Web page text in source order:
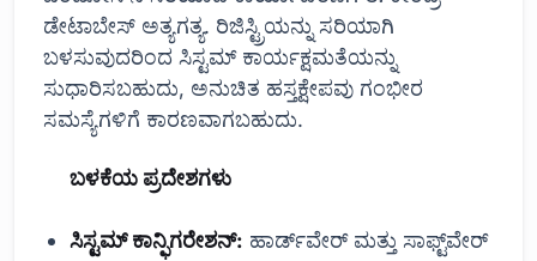
ಡೇಟಾಬೇಸ್ ಅತ್ಯಗತ್ಯ. ರಿಜಿಸ್ಟ್ರಿಯನ್ನು ಸರಿಯಾಗಿ
ಬಳಸುವುದರಿಂದ ಸಿಸ್ಟಮ್ ಕಾರ್ಯಕ್ಷಮತೆಯನ್ನು
ಸುಧಾರಿಸಬಹುದು, ಅನುಚಿತ ಹಸ್ತಕ್ಷೇಪವು ಗಂಭೀರ
ಸಮಸ್ಯೆಗಳಿಗೆ ಕಾರಣವಾಗಬಹುದು.
ಬಳಕೆಯ ಪ್ರದೇಶಗಳು
ಸಿಸ್ಟಮ್ ಕಾನ್ಫಿಗರೇಶನ್: ಹಾರ್ಡ್‌ವೇರ್ ಮತ್ತು ಸಾಫ್ಟ್‌ವೇರ್